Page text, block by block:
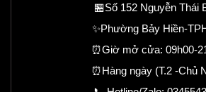
🏪Số 152 Nguyễn Thái
✨Phường Bảy Hiền-
⏰Giờ mở cửa: 09h00-
⏰Hàng ngày (T.2 -Chủ